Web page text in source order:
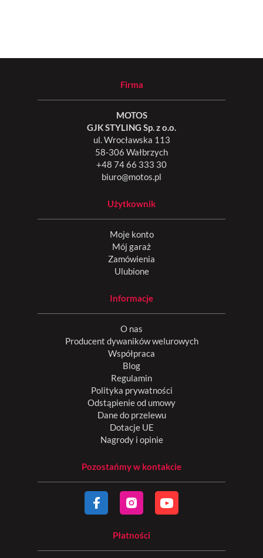
Firma
MOTOS
GJK STYLING Sp. z o.o.
ul. Wrocławska 113
58-306 Wałbrzych
+48 74 66 333 30
biuro@motos.pl
Użytkownik
Moje konto
Mój garaż
Zamówienia
Ulubione
Informacje
O nas
Producent dywaników welurowych
Współpraca
Blog
Regulamin
Polityka prywatności
Odstąpienie od umowy
Dane do przelewu
Dotacje UE
Nagrody i opinie
Pozostańmy w kontakcie
Płatności